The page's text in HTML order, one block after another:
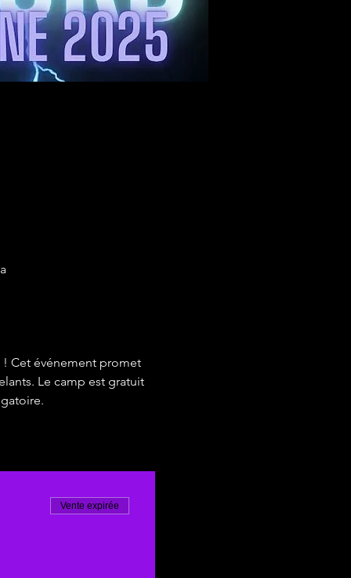
! Cet événement promet
Le camp est gratuit
Vente expirée